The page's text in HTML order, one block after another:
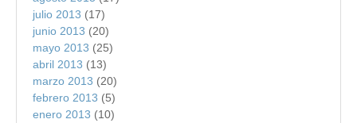
julio 2013 (17)
junio 2013 (20)
mayo 2013 (25)
abril 2013 (13)
marzo 2013 (20)
febrero 2013 (5)
enero 2013 (10)